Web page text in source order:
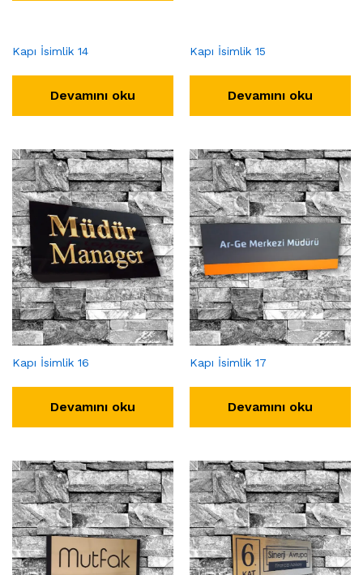
Kapı İsimlik 14
Devamını oku
Kapı İsimlik 15
Devamını oku
Kapı İsimlik 16
Devamını oku
Kapı İsimlik 17
Devamını oku